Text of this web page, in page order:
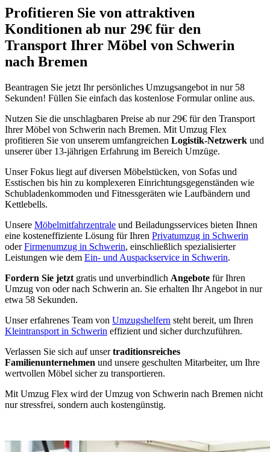
Profitieren Sie von attraktiven
Konditionen ab nur 29€ für den
Transport Ihrer Möbel von Schwerin
nach Bremen
Beantragen Sie jetzt Ihr persönliches Umzugsangebot in nur 58
Sekunden! Füllen Sie einfach das kostenlose Formular online aus.
Nutzen Sie die unschlagbaren Preise ab nur 29€ für den Transport
Ihrer Möbel von Schwerin nach Bremen. Mit Umzug Flex
profitieren Sie von unserem umfangreichen Logistik-Netzwerk und
unserer über 13-jährigen Erfahrung im Bereich Umzüge.
Unser Fokus liegt auf diversen Möbelstücken, von Sofas und
Esstischen bis hin zu komplexeren Einrichtungsgegenständen wie
Schubladenkommoden und Fitnessgeräten wie Laufbändern und
Kettlebells.
Unsere Möbelmitfahrzentrale und Beiladungsservices bieten Ihnen
eine kosteneffiziente Lösung für Ihren Privatumzug in Schwerin
oderFirmenumzug in Schwerin, einschließlich spezialisierter
Leistungen wie dem Ein- und Auspackservice in Schwerin.
Fordern Sie jetzt gratis und unverbindlich Angebote für Ihren
Umzug von oder nach Schwerin an. Sie erhalten Ihr Angebot in nur
etwa 58 Sekunden.
Unser erfahrenes Team von Umzugshelfern steht bereit, um Ihren
Kleintransport in Schwerin effizient und sicher durchzuführen.
Verlassen Sie sich auf unsertraditionsreiches
Familienunternehmen und unsere geschulten Mitarbeiter, um Ihre
wertvollen Möbel sicher zu transportieren.
Mit Umzug Flex wird der Umzug von Schwerin nach Bremen nicht
nur stressfrei, sondern auch kostengünstig.